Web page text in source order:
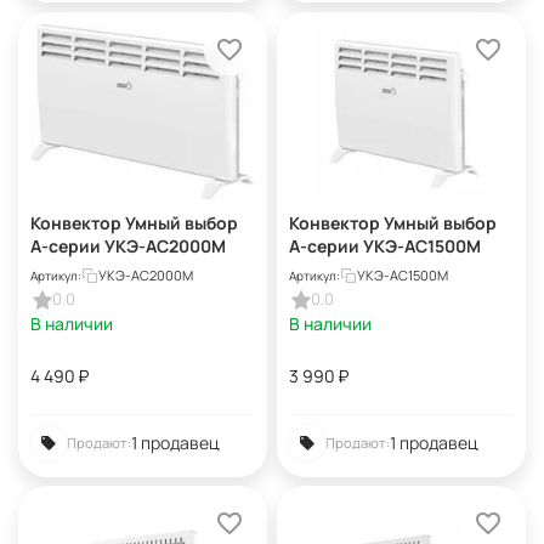
Конвектор Умный выбор
А-серии УКЭ-AС2000М
Артикул: УКЭ-AС2000М
0.0
В наличии
4 490 ₽
Продают:1 продавец
Конвектор Умный выбор
А-серии УКЭ-AС1500М
Артикул: УКЭ-AС1500М
0.0
В наличии
3 990 ₽
Продают:1 продавец